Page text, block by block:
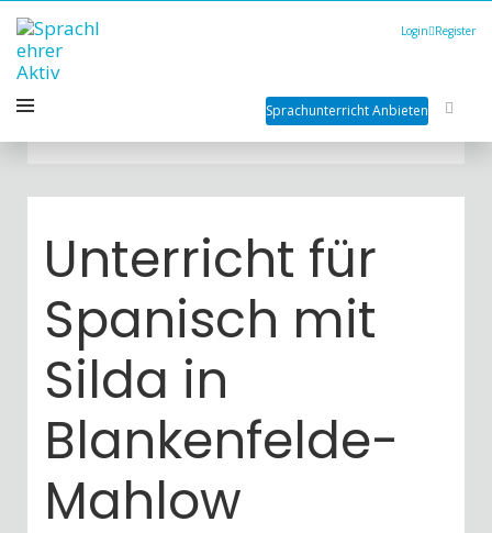
Login Register
Sprachunterricht Anbieten
Unterricht für
Spanisch mit
Silda in
Blankenfelde-
Mahlow